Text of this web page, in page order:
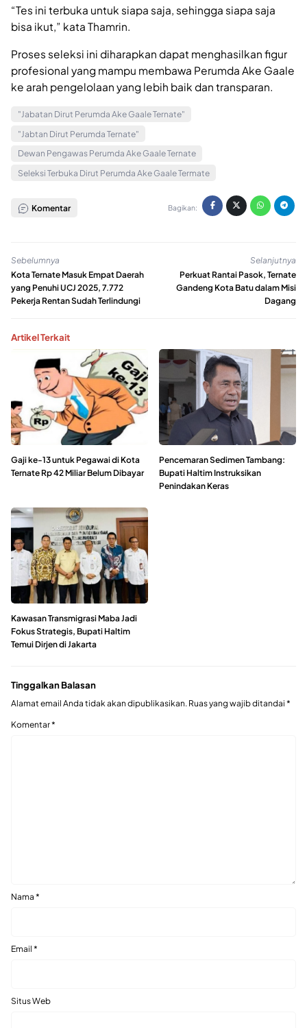
“Tes ini terbuka untuk siapa saja, sehingga siapa saja
bisa ikut,” kata Thamrin.
Proses seleksi ini diharapkan dapat menghasilkan figur
profesional yang mampu membawa Perumda Ake Gaale
ke arah pengelolaan yang lebih baik dan transparan.
"Jabatan Dirut Perumda Ake Gaale Ternate"
"Jabtan Dirut Perumda Ternate"
Dewan Pengawas Perumda Ake Gaale Ternate
Seleksi Terbuka Dirut Perumda Ake Gaale Termate
Komentar Bagikan:
Sebelumnya
Kota Ternate Masuk Empat Daerah
yang Penuhi UCJ 2025, 7.772
Pekerja Rentan Sudah Terlindungi
Selanjutnya
Perkuat Rantai Pasok, Ternate
Gandeng Kota Batu dalam Misi
Dagang
Artikel Terkait
Gaji ke-13 untuk Pegawai di Kota
Ternate Rp 42 Miliar Belum Dibayar
Pencemaran Sedimen Tambang:
Bupati Haltim Instruksikan
Penindakan Keras
Kawasan Transmigrasi Maba Jadi
Fokus Strategis, Bupati Haltim
Temui Dirjen di Jakarta
Tinggalkan Balasan
Alamat email Anda tidak akan dipublikasikan. Ruas yang wajib ditandai *
Komentar*
Nama *
Email *
Situs Web